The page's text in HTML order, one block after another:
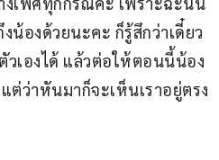
น้องด้วยนะคะ ก็รู้สึกว่าเดี๋ยว
เองได้ แล้วต่อให้ตอนนี้น้อง
ต่ว่าหันมาก็จะเห็นเราอยู่ตรง